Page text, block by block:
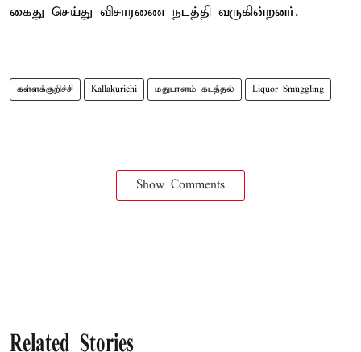
கைது செய்து விசாரணை நடத்தி வருகின்றனர்.
கள்ளக்குறிச்சி Kallakurichi மதுபானம் கடத்தல் Liquor Smuggling
Show Comments
Related Stories